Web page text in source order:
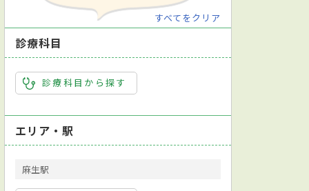
すべてをクリア
診療科目
診療科目から探す
エリア・駅
麻生駅